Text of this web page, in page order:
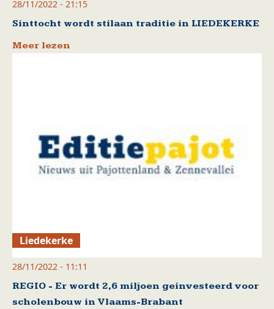
28/11/2022 - 21:15
Sinttocht wordt stilaan traditie in LIEDEKERKE
Meer lezen
Liedekerke
28/11/2022 - 11:11
REGIO - Er wordt 2,6 miljoen geinvesteerd voor
scholenbouw in Vlaams-Brabant